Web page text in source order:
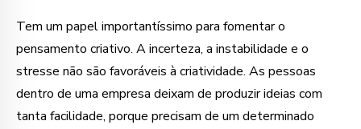
Tem um papel importantíssimo para fomentar o
pensamento criativo. A incerteza, a instabilidade e o
stresse não são favoráveis à criatividade. As pessoas
dentro de uma empresa deixam de produzir ideias com
tanta facilidade, porque precisam de um determinado